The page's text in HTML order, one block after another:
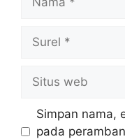
web
Simpan nama,
pada